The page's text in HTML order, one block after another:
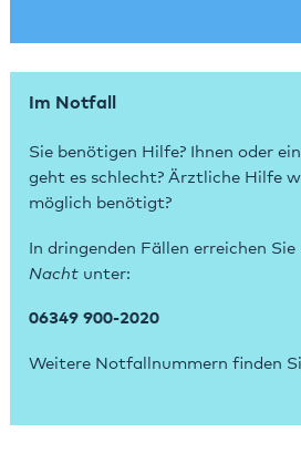
Im Notfall
Sie benötigen Hilfe? Ihnen oder
geht es schlecht? Ärztliche Hilfe
möglich benötigt?
In dringenden Fällen erreichen Sie
Nacht unter:
06349 900-2020
Weitere Notfallnummern finden